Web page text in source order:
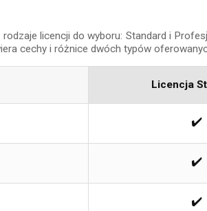
licencji do wyboru: Standard i
cechy i różnice dwóch typów
Licencja
✔️
✔️
✔️